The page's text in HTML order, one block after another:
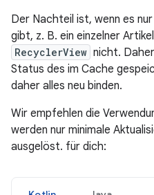
Der Nachteil ist, wenn es
gibt, z. B. ein einzelner
RecyclerView nicht.
Status des im Cache
daher alles neu binden.
Wir empfehlen die
werden nur minimale
ausgelöst. für dich: